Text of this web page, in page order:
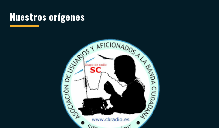
Nuestros orígenes